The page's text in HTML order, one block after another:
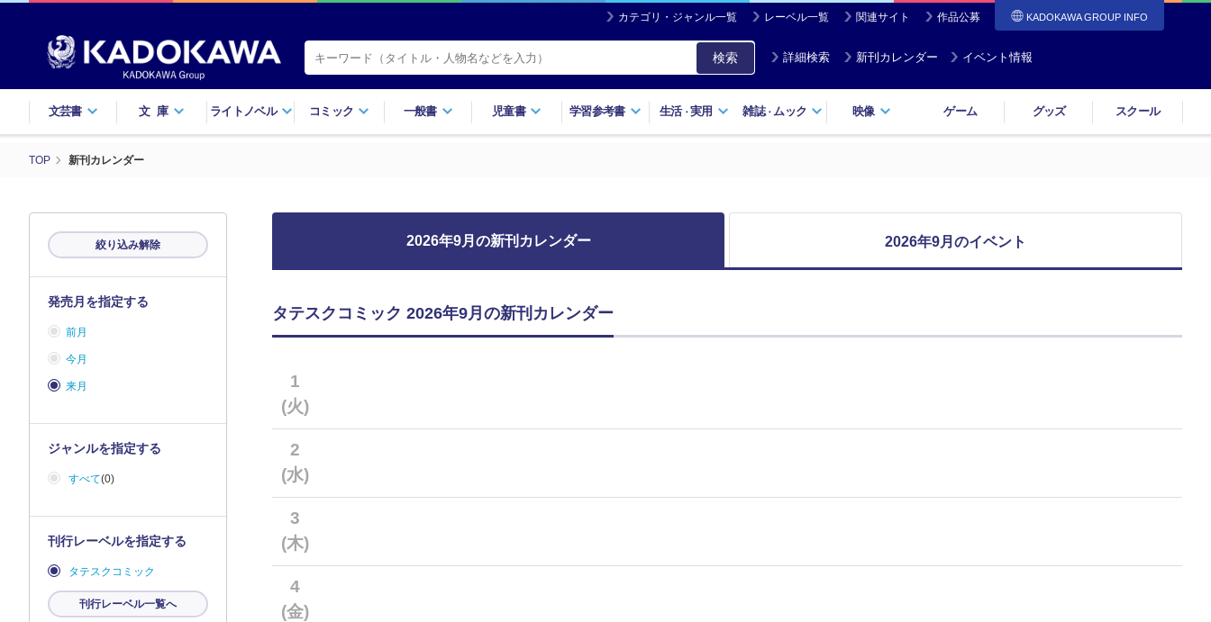
カテゴリ・ジャンル一覧 レーベル一覧 関連サイト 作品公募 KADOKAWA GROUP INFO
検索 詳細検索 新刊カレンダー イベント情報
文芸書 文庫 ライトノベル コミック 一般書 児童書 学習参考書 生活・実用 雑誌・ ムック 映像 ゲーム グッズ スクール
TOP 新刊カレンダー
2026年9月の新刊カレンダー 2026年9月のイベント
タテスクコミック 2026年9月の新刊カレンダー
1
(火)
2
(水)
3
(木)
4
(金)
絞り込み解除
発売月を指定する
前月
今月
来月
ジャンルを指定する
すべて(0)
刊行レーベルを指定する
タテスクコミック
刊行レーベル一覧へ